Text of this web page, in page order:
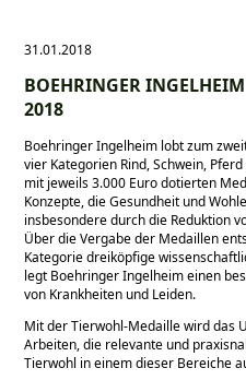
31.01.2018
BOEHRINGER
2018
Boehringer Ingelheim lobt zum
vier Kategorien Rind, Schwein,
mit jeweils 3.000 Euro dotierten
Konzepte, die Gesundheit und
insbesondere durch die Reduktion
Über die Vergabe der Medaillen
Kategorie dreiköpfige
legt Boehringer Ingelheim einen
von Krankheiten und Leiden.
Mit der Tierwohl-Medaille wird das
Arbeiten, die relevante und
Tierwohl in einem dieser Bereiche